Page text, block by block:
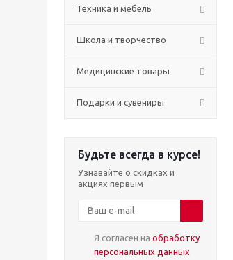
Техника и мебель
Школа и творчество
Медицинские товары
Подарки и сувениры
Будьте всегда в курсе!
Узнавайте о скидках и
акциях первым
Я согласен на обработку
персональных данных